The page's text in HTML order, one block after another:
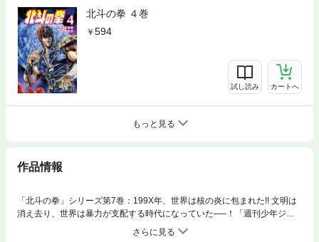
北斗の拳 ４巻
594
試し読み カートへ
もっと見る
作品情報
「北斗の拳」シリーズ第7巻：199X年、世界は核の炎に包まれた!! 文明は
消え去り、世界は暴力が支配する時代になっていた──！「週刊少年ジャ
ンプ」に1983年～1988年まで、原作・武論尊、漫画・原哲夫により連
載。最終戦争により、荒廃し弱肉強食の世界になった世紀末を舞台に、一